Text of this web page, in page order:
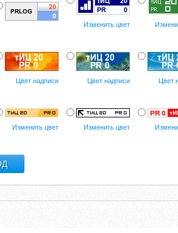
Изменить цвет
Цвет надписи Цвет надписи Цвет
Изменить цвет Изменить цвет